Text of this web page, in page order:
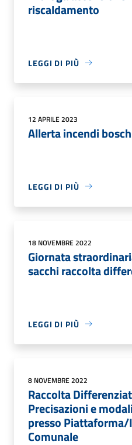
riscaldamento
LEGGI DI PIÙ
12 APRILE 2023
Allerta incendi
LEGGI DI PIÙ
18 NOVEMBRE 2022
Giornata
sacchi raccolta
LEGGI DI PIÙ
8 NOVEMBRE 2022
Raccolta
Precisazioni e
presso Piattaforma/
Comunale